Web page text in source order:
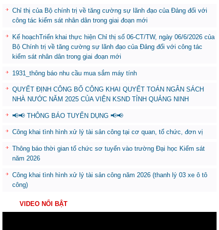
Chỉ thị của Bộ chính trị về tăng cường sự lãnh đạo của Đảng đối với
công tác kiểm sát nhân dân trong giai đoạn mới
Kế hoạchTriển khai thực hiện Chỉ thị số 06-CT/TW, ngày 06/6/2026 của
Bộ Chính trị về tăng cường sự lãnh đạo của Đảng đối với công tác
kiểm sát nhân dân trong giai đoạn mới
1931_thông báo nhu cầu mua sắm máy tính
QUYẾT ĐỊNH CÔNG BỐ CÔNG KHAI QUYẾT TOÁN NGÂN SÁCH
NHÀ NƯỚC NĂM 2025 CỦA VIỆN KSND TỈNH QUẢNG NINH
📢📢 THÔNG BÁO TUYỂN DỤNG 📢📢
Công khai tình hình xử lý tài sản công tại cơ quan, tổ chức, đơn vị
Thông báo thời gian tổ chức sơ tuyển vào trường Đại học Kiểm sát
năm 2026
Công khai tình hình xử lý tài sản công năm 2026 (thanh lý 03 xe ô tô
công)
VIDEO NỔI BẬT